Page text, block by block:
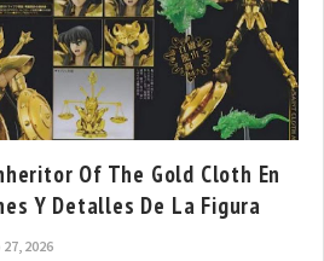
Of The Gold Cloth En
Y Detalles De La Figura
2026